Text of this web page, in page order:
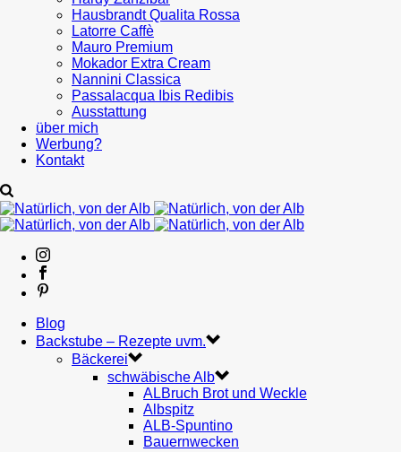
Hausbrandt Qualita Rossa
Latorre Caffè
Mauro Premium
Mokador Extra Cream
Nannini Classica
Passalacqua Ibis Redibis
Ausstattung
über mich
Werbung?
Kontakt
Blog
Backstube – Rezepte uvm.
Bäckerei
schwäbische Alb
ALBruch Brot und Weckle
Albspitz
ALB-Spuntino
Bauernwecken